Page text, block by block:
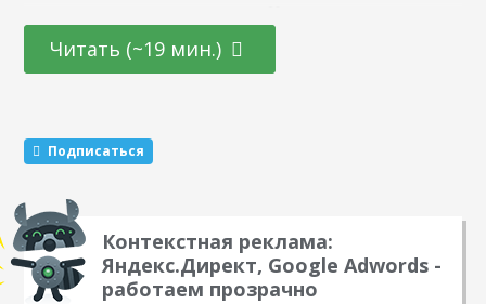
блоги в нишевых СМИ, есть мессенджеры. Поэтому в
Читать (~19 мин.)
Подписаться
Контекстная реклама:
Яндекс.Директ, Google Adwords -
работаем прозрачно